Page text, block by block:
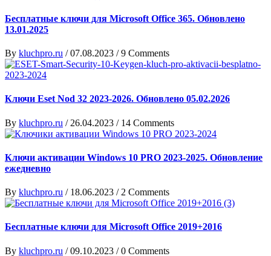
Бесплатные ключи для Microsoft Office 365. Обновлено
13.01.2025
By kluchpro.ru /07.08.2023 /9 Comments
Ключи Eset Nod 32 2023-2026. Обновлено 05.02.2026
By kluchpro.ru / 26.04.2023 / 14 Comments
Ключи активации Windows 10 PRO 2023-2025. Обновление
ежедневно
By kluchpro.ru / 18.06.2023 / 2 Comments
Бесплатные ключи для Microsoft Office 2019+2016
By kluchpro.ru /09.10.2023 /0 Comments